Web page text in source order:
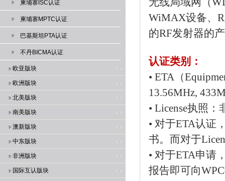
柬埔寨ISC认证
柬埔寨MPTC认证
巴基斯坦PTA认证
不丹BICMA认证
欧亚版块
欧洲版块
北美版块
南美版块
澳新版块
中东版块
非洲版块
国际互认版块
WiMAX设备、
的RF发射器的
认证类别：
• ETA（
13.56MHz,
• License执照
• 对于ETA认证
书。而对于
• 对于ETA申请
报告即可向